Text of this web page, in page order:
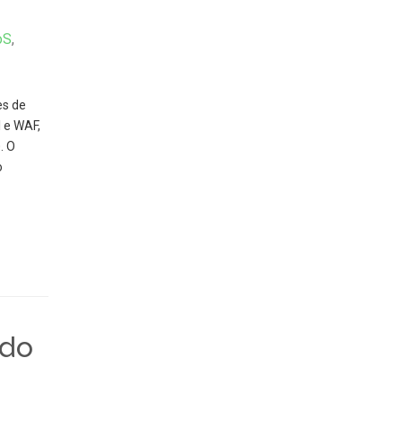
,
de
WAF,
O